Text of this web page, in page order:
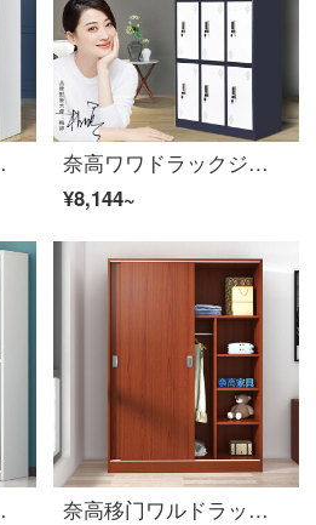
ジの取っ手がついています。
奈高ワワドラックジムの浴室従業員棚に9つのワルドラックのカバーを取り外す
¥8,144~
ブブの厚い金
奈高移门ワルドラック现代简约箪笥木板式ワドラックコンボボックス柚木色1800*1200*500